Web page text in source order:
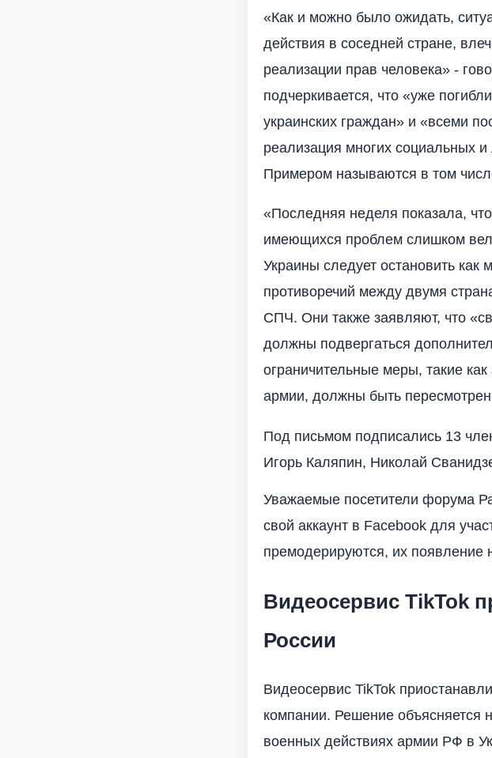
«Как и можно было ожидать,
действия в соседней стране,
реализации прав человека» -
подчеркивается, что «уже
украинских граждан» и «всеми
реализация многих социальных
Примером называются в том
«Последняя неделя показала,
имеющихся проблем слишком
Украины следует остановить
противоречий между двумя
СПЧ. Они также заявляют, что
должны подвергаться
ограничительные меры, такие
армии, должны быть
Под письмом подписались 13
Игорь Каляпин, Николай
Уважаемые посетители форума
свой аккаунт в Facebook для
премодерируются, их появление
Видеосервис TikTok
России
Видеосервис TikTok
компании. Решение объясняется
военных действиях армии РФ в